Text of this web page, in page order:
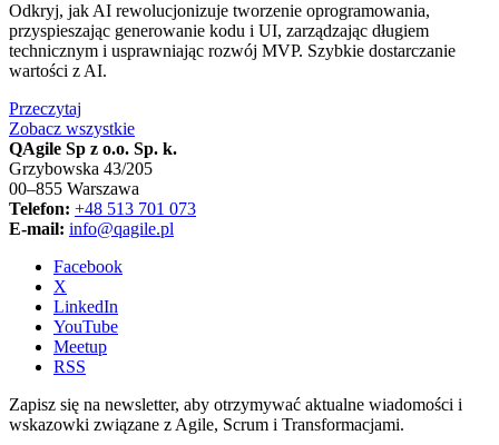
Odkryj, jak AI rewolucjonizuje tworzenie oprogramowania,
przyspieszając generowanie kodu i UI, zarządzając długiem
technicznym i usprawniając rozwój MVP. Szybkie dostarczanie
wartości z AI.
Przeczytaj
Zobacz wszystkie
QAgile Sp z o.o. Sp. k.
Grzybowska 43/205
00–855 Warszawa
Telefon: +48 513 701 073
E-mail: info@qagile.pl
Facebook
X
LinkedIn
YouTube
Meetup
RSS
Zapisz się na newsletter, aby otrzymywać aktualne wiadomości i
wskazowki związane z Agile, Scrum i Transformacjami.